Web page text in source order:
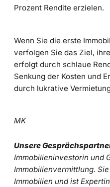
Prozent Rendite erzielen.
Wenn Sie die erste
verfolgen Sie das Ziel,
erfolgt durch schlaue
Senkung der Kosten und
durch lukrative
MK
Unsere
Immobilieninvestorin und
Immobilienvermittlung.
Immobilien und ist